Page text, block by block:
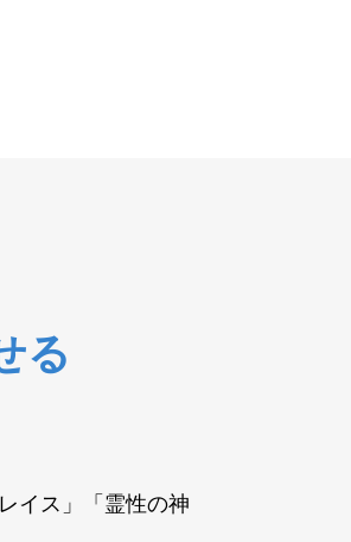
る
イス」「霊性の神